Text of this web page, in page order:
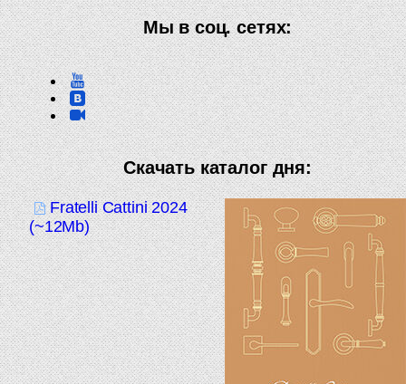
Мы в соц. сетях:
Скачать каталог дня:
Fratelli Cattini 2024
(~12Mb)